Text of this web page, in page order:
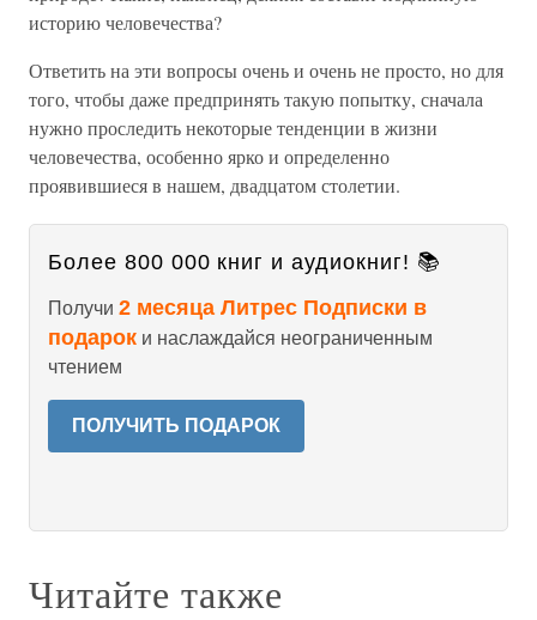
историю человечества?
Ответить на эти вопросы очень и очень не просто, но для
того, чтобы даже предпринять такую попытку, сначала
нужно проследить некоторые тенденции в жизни
человечества, особенно ярко и определенно
проявившиеся в нашем, двадцатом столетии.
Более 800 000 книг и аудиокниг! 📚
Получи 2 месяца Литрес Подписки в
подарок и наслаждайся неограниченным
чтением
ПОЛУЧИТЬ ПОДАРОК
Читайте также